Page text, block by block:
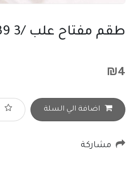
طقم مفتاح علب /3 JW5-39
₪4
اضافة الي السلة
مشاركة